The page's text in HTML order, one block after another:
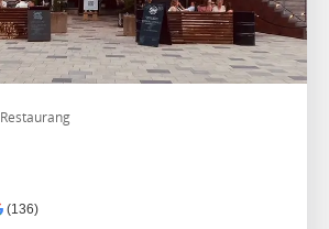
Restaurang
(136)